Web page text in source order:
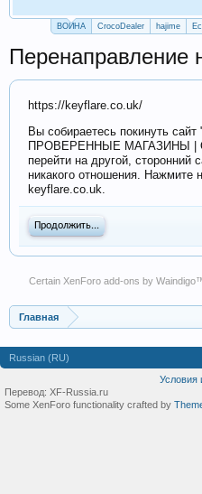
ВОЙНА CrocoDealer hajime
Перенаправление
https://keyflare.co.uk/
Вы собираетесь покинуть
ПРОВЕРЕННЫЕ МАГАЗИНЫ |
перейти на другой, сторонний
никакого отношения. Нажмите
keyflare.co.uk.
Продолжить...
Certain XenForo add-ons by Waindigo
Главная
Russian (RU)
Условия
Перевод: XF-Russia.ru
Some XenForo functionality crafted by